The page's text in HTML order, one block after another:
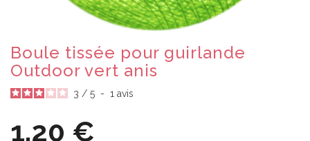
Boule tissée pour guirlande
Outdoor vert anis
3 / 5 - 1 avis
1,20 €